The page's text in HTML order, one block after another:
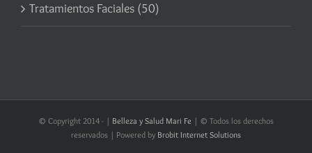
Tratamientos Faciales (50)
© Copyright 2014 - | Belleza y Salud Mari Fe | © Todos los derechos
reservados | Powered by Brobit Internet Solutions